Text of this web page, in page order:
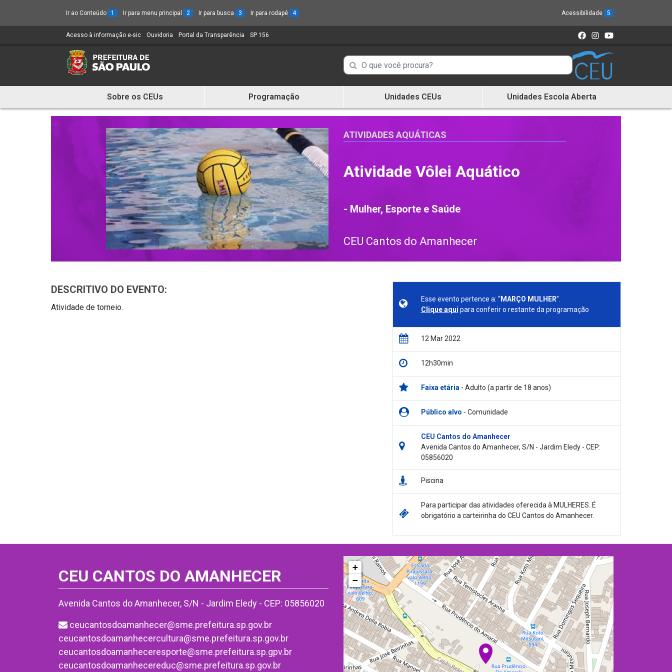
Ir ao Conteúdo 1 Ir para menu principal 2 Ir para busca 3 Ir para rodapé 4 Acessibilidade 5
Acesso à informação e-sic (Link
um
novo
Ouvidoria (Link
Portal da Transparência (Link
SP 156
Campo
de
de
informações
Campo
de
Busca
informações
e
Sobre os CEUs Programação Unidades CEUs Unidades Escola Aberta
ATIVIDADES AQUÁTICAS
Atividade Vôlei Aquático
- Mulher, Esporte e Saúde
CEU Cantos do Amanhecer
DESCRITIVO DO EVENTO:
Atividade de torneio.
Esse evento pertence a: “MARÇO MULHER”.
Clique aqui para conferir o restante da programação
12 Mar 2022
12h30min
Faixa etária- Adulto (a partir de 18 anos)
Público alvo - Comunidade
CEU Cantos do Amanhecer
Avenida Cantos do Amanhecer, S/N - Jardim Eledy - CEP:
05856020
Piscina
Para participar das atividades oferecida à MULHERES. É
obrigatório a carteirinha do CEU Cantos do Amanhecer.
CEU CANTOS DO AMANHECER
Avenida Cantos do Amanhecer, S/N - Jardim Eledy - CEP: 05856020
ceucantosdoamanhecer@sme.prefeitura.sp.gov.br
ceucantosdoamanhecercultura@sme.prefeitura.sp.gov.br
ceucantosdoamanheceresporte@sme.prefeitura.sp.gpv.br
ceucantosdoamanhecereduc@sme.prefeitura.sp.gov.br
+
−